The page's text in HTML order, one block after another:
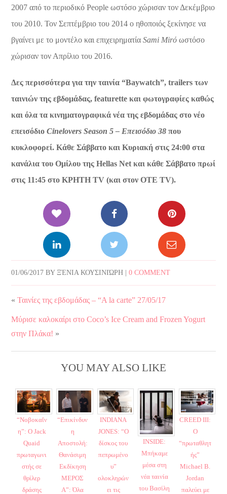
2007 από το περιοδικό People ωστόσο χώρισαν τον Δεκέμβριο
του 2010. Τον Σεπτέμβριο του 2014 ο ηθοποιός ξεκίνησε να
βγαίνει με το μοντέλο και επιχειρηματίαSami Mirό ωστόσο
χώρισαν τον Απρίλιο του 2016.
Δες περισσότερα για την ταινία “Baywatch”, trailers των
ταινιών της εβδομάδας, featurette και φωτογραφίες καθώς
και όλα τα κινηματογραφικά νέα της εβδομάδας στο νέο
επεισόδιοCinelovers Season 5 – Επεισόδιο 38 που
κυκλοφορεί. Κάθε Σάββατο και Κυριακή στις 24:00 στα
κανάλια του Ομίλου της Hellas Net και κάθε Σάββατο πρωί
στις 11:45 στο ΚΡΗΤΗ TV (και στον OTE TV).
01/06/2017 BYΞΈΝΙΑ ΚΟΥΣΙΝΙΏΡΗ |0 COMMENT
«Ταινίες της εβδομάδας – “A la carte” 27/05/17
Μύρισε καλοκαίρι στο Coco’s Ice Cream and Frozen Yogurt
στην Πλάκα! »
YOU MAY ALSO LIKE
“Νοβοκαΐν
η”: Ο Jack
Quaid
πρωταγωνι
στής σε
θρίλερ
δράσης
“Επικίνδυν
η
Αποστολή:
Θανάσιμη
Εκδίκηση
ΜΕΡΟΣ
Α”: Όλα
INDIANA
JONES: “Ο
δίσκος του
πεπρωμένο
υ”
ολοκληρών
ει τις
INSIDE:
Μπήκαμε
μέσα στη
νέα ταινία
του Βασίλη
CREED III:
Ο
“πρωταθλητ
ής”
Michael B.
Jordan
παλεύει με